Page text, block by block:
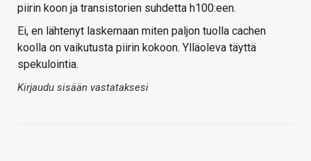
piirin koon ja transistorien suhdetta h100:een.
Ei, en lähtenyt laskemaan miten paljon tuolla cachen
koolla on vaikutusta piirin kokoon. Ylläoleva täyttä
spekulointia.
Kirjaudu sisään vastataksesi